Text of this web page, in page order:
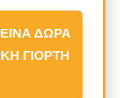
ΔΩΡΑ
ΓΙΟΡΤΗ